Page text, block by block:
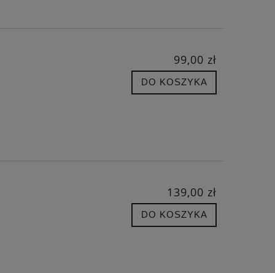
99,00 zł
DO KOSZYKA
139,00 zł
DO KOSZYKA